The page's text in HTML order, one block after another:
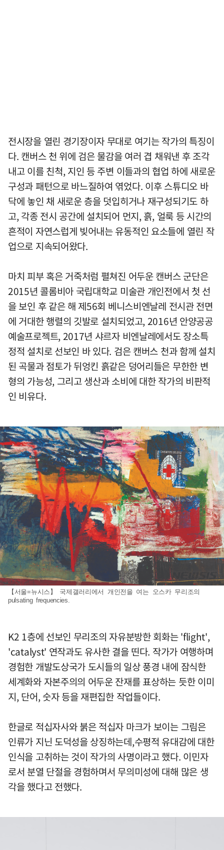
전시장을 열린 경기장이자 무대로 여기는 작가의 특징이
다. 캔버스 천 위에 검은 물감을 여러 겹 채워낸 후 조각
내고 이를 친척, 지인 등 주변 이들과의 협업 하에 새로운
구성과 패턴으로 바느질하여 엮었다. 이후 스튜디오 바
닥에 놓인 채 새로운 층을 덧입히거나 재구성되기도 하
고, 각종 전시 공간에 설치되어 먼지, 흙, 얼룩 등 시간의
흔적이 자연스럽게 빚어내는 유동적인 요소들에 열린 작
업으로 지속되어왔다.
마치 피부 혹은 거죽처럼 펼쳐진 어두운 캔버스 군단은
2015년 콜롬비아 국립대학교 미술관 개인전에서 첫 선
을 보인 후 같은 해 제56회 베니스비엔날레 전시관 전면
에 거대한 행렬의 깃발로 설치되었고, 2016년 안양공공
예술프로젝트, 2017년 샤르자 비엔날레에서도 장소특
정적 설치로 선보인 바 있다. 검은 캔버스 천과 함께 설치
된 곡물과 점토가 뒤엉킨 흙같은 덩어리들은 무한한 변
형의 가능성, 그리고 생산과 소비에 대한 작가의 비판적
인 비유다.
【서울=뉴시스】 국제갤러리에서 개인전을 여는 오스카 무리조의
pulsating frequencies.
K2 1층에 선보인 무리조의 자유분방한 회화는 'flight',
'catalyst' 연작과도 유사한 결을 띤다. 작가가 여행하며
경험한 개발도상국가 도시들의 일상 풍경 내에 잠식한
세계화와 자본주의의 어두운 잔재를 표상하는 듯한 이미
지, 단어, 숫자 등을 재편집한 작업들이다.
한글로 적십자사와 붉은 적십자 마크가 보이는 그림은
인류가 지닌 도덕성을 상징하는데,수평적 유대감에 대한
인식을 고취하는 것이 작가의 사명이라고 했다. 이민자
로서 분열 단절을 경험하며서 무의미성에 대해 많은 생
각을 했다고 전했다.